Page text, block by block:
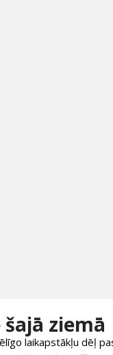
ziemā
laikapstākļu dēļ